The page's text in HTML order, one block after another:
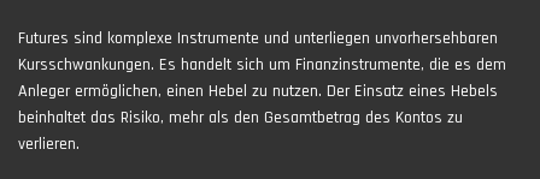
Futures sind komplexe Instrumente und unterliegen unvorhersehbaren
Kursschwankungen. Es handelt sich um Finanzinstrumente, die es dem
Anleger ermöglichen, einen Hebel zu nutzen. Der Einsatz eines Hebels
beinhaltet das Risiko, mehr als den Gesamtbetrag des Kontos zu
verlieren.